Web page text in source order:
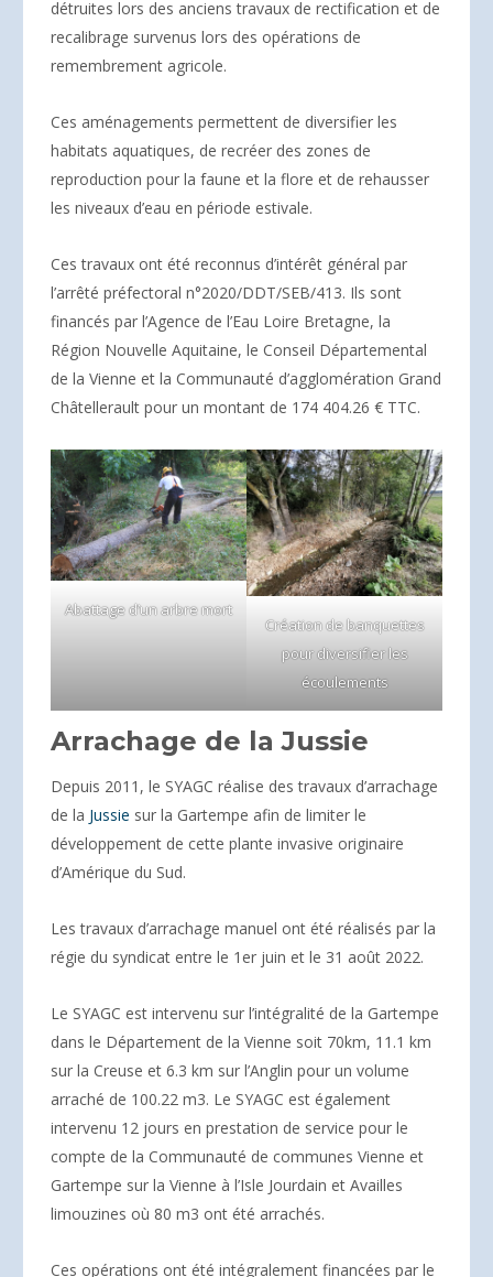
détruites lors des anciens travaux de rectification et de
recalibrage survenus lors des opérations de
remembrement agricole.
Ces aménagements permettent de diversifier les
habitats aquatiques, de recréer des zones de
reproduction pour la faune et la flore et de rehausser
les niveaux d’eau en période estivale.
Ces travaux ont été reconnus d’intérêt général par
l’arrêté préfectoral n°2020/DDT/SEB/413. Ils sont
financés par l’Agence de l’Eau Loire Bretagne, la
Région Nouvelle Aquitaine, le Conseil Départemental
de la Vienne et la Communauté d’agglomération Grand
Châtellerault pour un montant de 174 404.26 € TTC.
Abattage d’un arbre mort
Création de banquettes
pour diversifier les
écoulements
Arrachage de la Jussie
Depuis 2011, le SYAGC réalise des travaux d’arrachage
de la Jussie sur la Gartempe afin de limiter le
développement de cette plante invasive originaire
d’Amérique du Sud.
Les travaux d’arrachage manuel ont été réalisés par la
régie du syndicat entre le 1er juin et le 31 août 2022.
Le SYAGC est intervenu sur l’intégralité de la Gartempe
dans le Département de la Vienne soit 70km, 11.1 km
sur la Creuse et 6.3 km sur l’Anglin pour un volume
arraché de 100.22 m3. Le SYAGC est également
intervenu 12 jours en prestation de service pour le
compte de la Communauté de communes Vienne et
Gartempe sur la Vienne à l’Isle Jourdain et Availles
limouzines où 80 m3 ont été arrachés.
Ces opérations ont été intégralement financées par le